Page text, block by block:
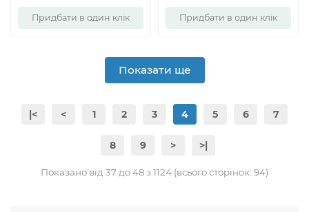
Придбати в один клік Придбати в один клік
Показати ще
|< < 1 2 3 4 5 6 7
8 9 > >|
Показано від 37 до 48 з 1124 (всього сторінок: 94)